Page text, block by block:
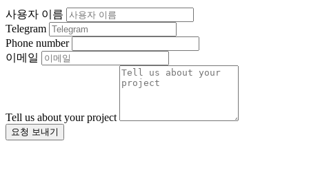
사용자 이름
Telegram
Phone number
이메일
Tell us about your project
요청 보내기